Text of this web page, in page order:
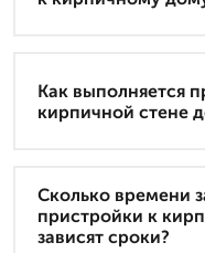
Как выполняется
кирпичной стене
Сколько времени
пристройки к
зависят сроки?